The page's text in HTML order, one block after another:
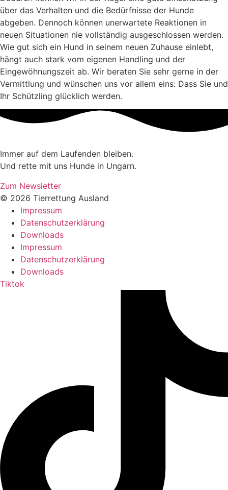
über das Verhalten und die Bedürfnisse der Hunde
abgeben. Dennoch können unerwartete Reaktionen in
neuen Situationen nie vollständig ausgeschlossen werden.
Wie gut sich ein Hund in seinem neuen Zuhause einlebt,
hängt auch stark vom eigenen Handling und der
Eingewöhnungszeit ab. Wir beraten Sie sehr gerne in der
Vermittlung und wünschen uns vor allem eins: Dass Sie und
Ihr Schützling glücklich werden.
Immer auf dem Laufenden bleiben.
Und rette mit uns Hunde in Ungarn.
Zum Newsletter
© 2026 Tierrettung Ausland
Impressum
Datenschutzerklärung
Downloads
Impressum
Datenschutzerklärung
Downloads
Tiktok